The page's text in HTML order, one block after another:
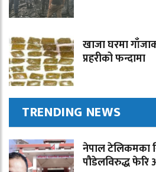
खाजा घरमा
प्रहरीको फन्दामा
TRENDING NEWS
नेपाल टेलिकमका
पौडेलविरुद्ध फेरि